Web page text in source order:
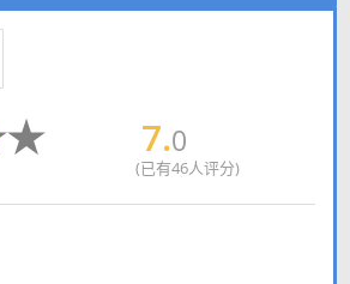
7.0
(已有46人评分)